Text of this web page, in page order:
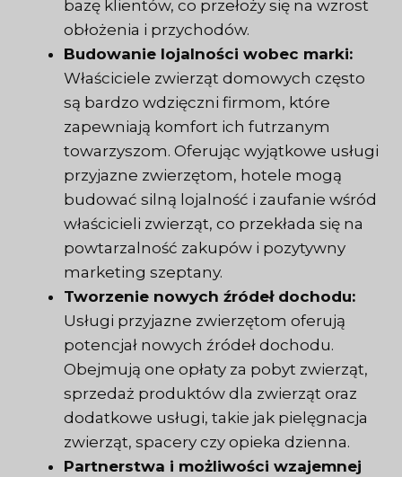
bazę klientów, co przełoży się na wzrost
obłożenia i przychodów.
Budowanie lojalności wobec marki:
Właściciele zwierząt domowych często
są bardzo wdzięczni firmom, które
zapewniają komfort ich futrzanym
towarzyszom. Oferując wyjątkowe usługi
przyjazne zwierzętom, hotele mogą
budować silną lojalność i zaufanie wśród
właścicieli zwierząt, co przekłada się na
powtarzalność zakupów i pozytywny
marketing szeptany.
Tworzenie nowych źródeł dochodu:
Usługi przyjazne zwierzętom oferują
potencjał nowych źródeł dochodu.
Obejmują one opłaty za pobyt zwierząt,
sprzedaż produktów dla zwierząt oraz
dodatkowe usługi, takie jak pielęgnacja
zwierząt, spacery czy opieka dzienna.
Partnerstwa i możliwości wzajemnej